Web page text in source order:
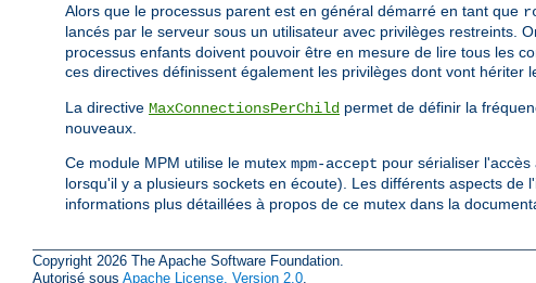
Alors que le processus parent est en général démarré en tant que
lancés par le serveur sous un utilisateur avec privilèges restreints.
processus enfants doivent pouvoir être en mesure de lire tous les
ces directives définissent également les privilèges dont vont hériter
La directive MaxConnectionsPerChild permet de définir la
nouveaux.
Ce module MPM utilise le mutex mpm-accept pour sérialiser
lorsqu'il y a plusieurs sockets en écoute). Les différents aspects
informations plus détaillées à propos de ce mutex dans la
Copyright 2026 The Apache Software Foundation.
Autorisé sous Apache License, Version 2.0.